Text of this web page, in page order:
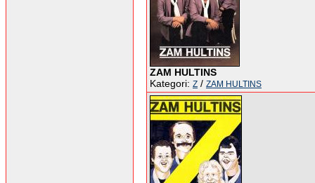
ZAM HULTINS
Kategori: Z / ZAM HULTINS